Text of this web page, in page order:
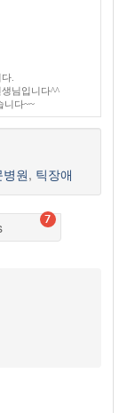
.
님입니다^^
니다~~
원, 틱장애
7